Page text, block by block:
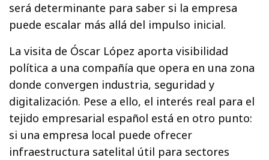
será determinante para saber si la empresa
puede escalar más allá del impulso inicial.
La visita de Óscar López aporta visibilidad
política a una compañía que opera en una zona
donde convergen industria, seguridad y
digitalización. Pese a ello, el interés real para el
tejido empresarial español está en otro punto:
si una empresa local puede ofrecer
infraestructura satelital útil para sectores